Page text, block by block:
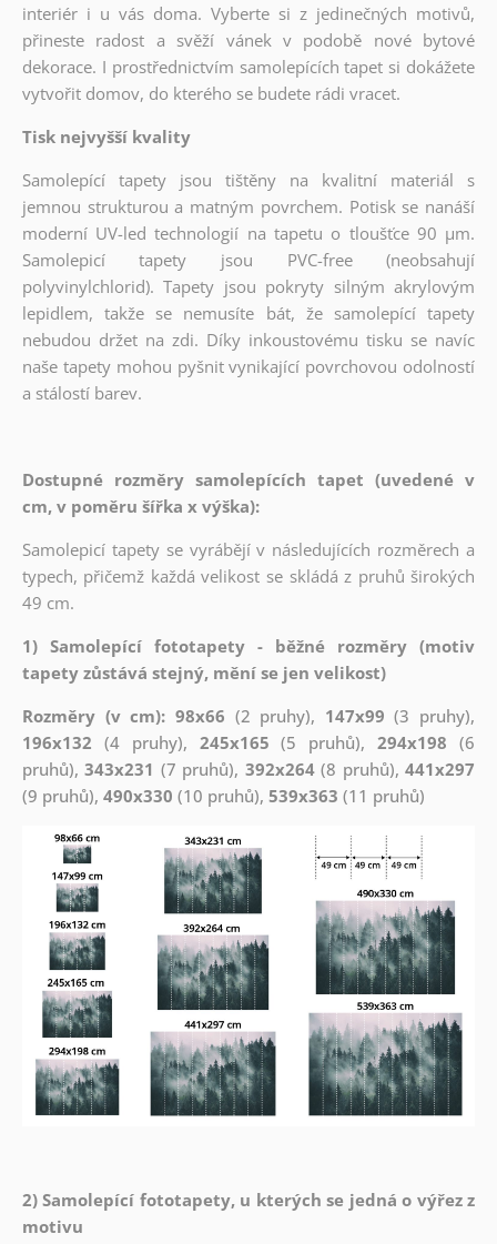
interiér i u vás doma. Vyberte si z jedinečných motivů,
přineste radost a svěží vánek v podobě nové bytové
dekorace. I prostřednictvím samolepících tapet si dokážete
vytvořit domov, do kterého se budete rádi vracet.
Tisk nejvyšší kvality
Samolepící tapety jsou tištěny na kvalitní materiál s
jemnou strukturou a matným povrchem. Potisk se nanáší
moderní UV-led technologií na tapetu o tloušťce 90 µm.
Samolepicí tapety jsou PVC-free (neobsahují
polyvinylchlorid). Tapety jsou pokryty silným akrylovým
lepidlem, takže se nemusíte bát, že samolepící tapety
nebudou držet na zdi. Díky inkoustovému tisku se navíc
naše tapety mohou pyšnit vynikající povrchovou odolností
a stálostí barev.
Dostupné rozměry samolepících tapet (uvedené v
cm, v poměru šířka x výška):
Samolepicí tapety se vyrábějí v následujících rozměrech a
typech, přičemž každá velikost se skládá z pruhů širokých
49 cm.
1) Samolepící fototapety - běžné rozměry (motiv
tapety zůstává stejný, mění se jen velikost)
Rozměry (v cm): 98x66 (2 pruhy), 147x99 (3 pruhy),
196x132 (4 pruhy), 245x165 (5 pruhů),294x198 (6
pruhů),343x231 (7 pruhů), 392x264(8 pruhů),441x297
(9 pruhů), 490x330 (10 pruhů), 539x363 (11 pruhů)
2) Samolepící fototapety, u kterých se jedná o výřez z
motivu